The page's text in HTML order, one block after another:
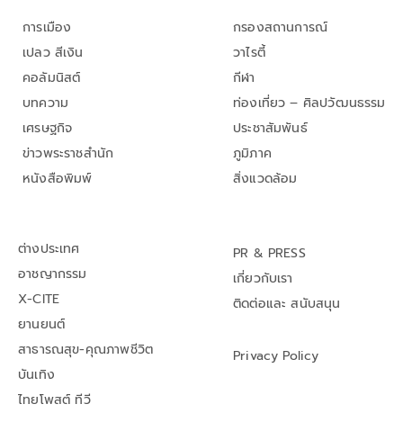
การเมือง
เปลว สีเงิน
คอลัมนิสต์
บทความ
เศรษฐกิจ
ข่าวพระราชสำนัก
หนังสือพิมพ์
กรองสถานการณ์
วาไรตี้
กีฬา
ท่องเที่ยว – ศิลปวัฒนธรรม
ประชาสัมพันธ์
ภูมิภาค
สิ่งแวดล้อม
ต่างประเทศ
อาชญากรรม
X-CITE
ยานยนต์
สาธารณสุข-คุณภาพชีวิต
บันเทิง
ไทยโพสต์ ทีวี
PR & PRESS
เกี่ยวกับเรา
ติดต่อและ สนับสนุน
Privacy Policy